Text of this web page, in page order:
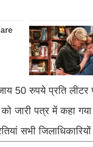
50 रुपये प्रति लीटर
जारी पत्र में कहा
सभी